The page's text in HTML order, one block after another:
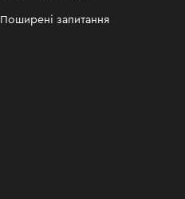
Поширені запитання